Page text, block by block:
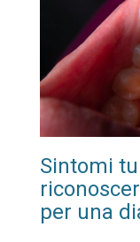
Sintomi
per una